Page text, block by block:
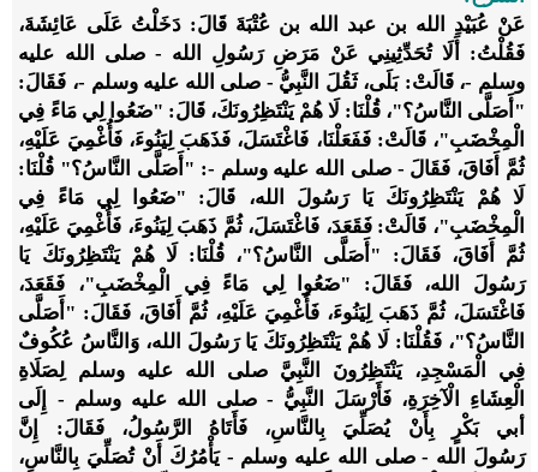
عَنْ عُبَيْدِ الله بن عبد الله بن عُتْبَةَ قَالَ: دَخَلْتُ عَلَى عَائِشَةَ،
فَقُلْتُ: أَلَا تُحَدِّثِينِي عَنْ مَرَضِ رَسُولِ الله - صلى الله عليه
وسلم -، قَالَتْ: بَلَى، ثَقُلَ النَّبِيُّ - صلى الله عليه وسلم -، فَقَالَ:
"أَصَلَّى النَّاسُ؟"، قُلْنَا: لَا هُمْ يَنْتَظِرُونَكَ، قَالَ: "ضَعُوا لِي مَاءً فِي
الْمِخْضَبِ"، قَالَتْ: فَفَعَلْنَا، فَاغْتَسَلَ، فَذَهَبَ لِيَنُوءَ، فَأُغْمِيَ عَلَيْهِ،
ثُمَّ أَفَاقَ، فَقَالَ - صلى الله عليه وسلم -: "أَصَلَّى النَّاسُ؟" قُلْنَا:
لَا هُمْ يَنْتَظِرُونَكَ يَا رَسُولَ الله، قَالَ: "ضَعُوا لِي مَاءً فِي
الْمِخْضَبِ"، قَالَتْ: فَقَعَدَ، فَاغْتَسَلَ، ثُمَّ ذَهَبَ لِيَنُوءَ، فَأُغْمِيَ عَلَيْهِ،
ثُمَّ أَفَاقَ، فَقَالَ: "أَصَلَّى النَّاسُ؟"، قُلْنَا: لَا هُمْ يَنْتَظِرُونَكَ يَا
رَسُولَ الله، فَقَالَ: "ضَعُوا لِي مَاءً فِي الْمِخْضَبِ"، فَقَعَدَ،
فَاغْتَسَلَ، ثُمَّ ذَهَبَ لِيَنُوءَ، فَأُغْمِيَ عَلَيْهِ، ثُمَّ أَفَاقَ، فَقَالَ: "أَصَلَّى
النَّاسُ؟"، فَقُلْنَا: لَا هُمْ يَنْتَظِرُونَكَ يَا رَسُولَ الله، وَالنَّاسُ عُكُوفٌ
فِي الْمَسْجِدِ، يَنْتَظِرُونَ النَّبِيَّ صلى الله عليه وسلم لِصَلَاةِ
الْعِشَاءِ الْآخِرَةِ، فَأَرْسَلَ النَّبِيُّ - صلى الله عليه وسلم - إِلَى
أبي بَكْرٍ بِأَنْ يُصَلِّيَ بِالنَّاسِ، فَأَتَاهُ الرَّسُولُ، فَقَالَ: إِنَّ
رَسُولَ الله - صلى الله عليه وسلم - يَأْمُرُكَ أَنْ تُصَلِّيَ بِالنَّاسِ،